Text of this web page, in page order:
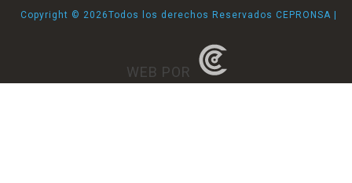
Copyright © 2026Todos los derechos Reservados CEPRONSA |
WEB POR